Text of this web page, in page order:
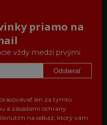
priamo na
vždy medzi prvými
Odoberať
len za týmto
a zásadami ochrany
na odkaz, ktorý vám